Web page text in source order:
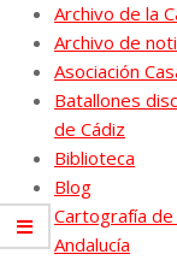
Archivo de la
Archivo de
Asociación
Batallones
de Cádiz
Biblioteca
Blog
Cartografía
Andalucía